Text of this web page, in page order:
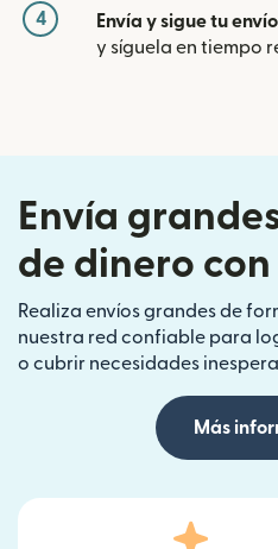
4 Envía y sigue tu
y síguela en tiempo
Envía
de dinero
Realiza envíos grandes de
nuestra red confiable para
o cubrir necesidades
Más